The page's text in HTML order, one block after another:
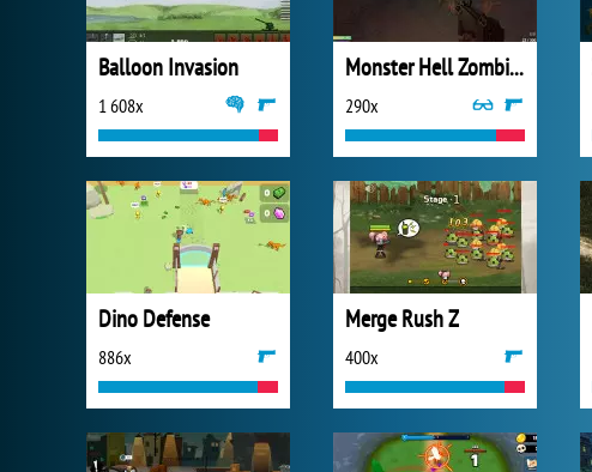
Balloon Invasion
1 608x
Monster Hell Zombie Arena
290x
Dino Defense
886x
Merge Rush Z
400x